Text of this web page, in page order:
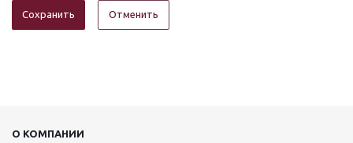
Отменить
О КОМПАНИИ